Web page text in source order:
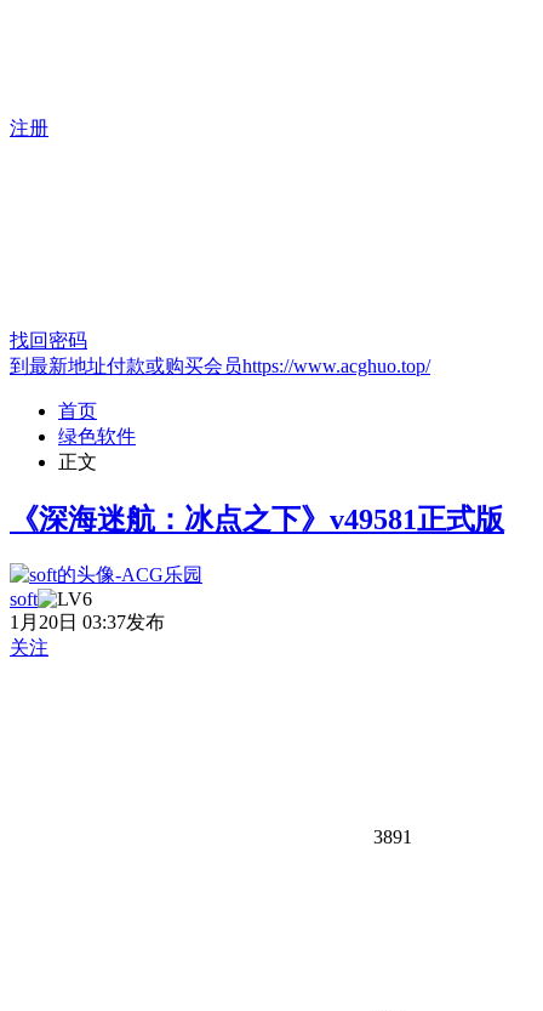
注册
找回密码
到最新地址付款或购买会员https://www.acghuo.top/
首页
绿色软件
正文
《深海迷航：冰点之下》v49581正式版
soft
1月20日 03:37发布
关注
3891